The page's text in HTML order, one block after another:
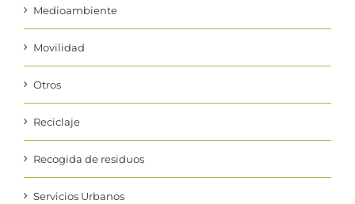
Medioambiente
Movilidad
Otros
Reciclaje
Recogida de residuos
Servicios Urbanos